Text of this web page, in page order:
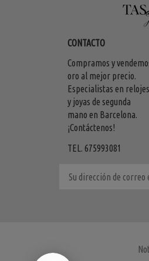
CONTACTO
Compramos y
oro al mejor precio.
Especialistas en relojes
y joyas de segunda
mano en Barcelona.
¡Contáctenos!
TEL. 675993081